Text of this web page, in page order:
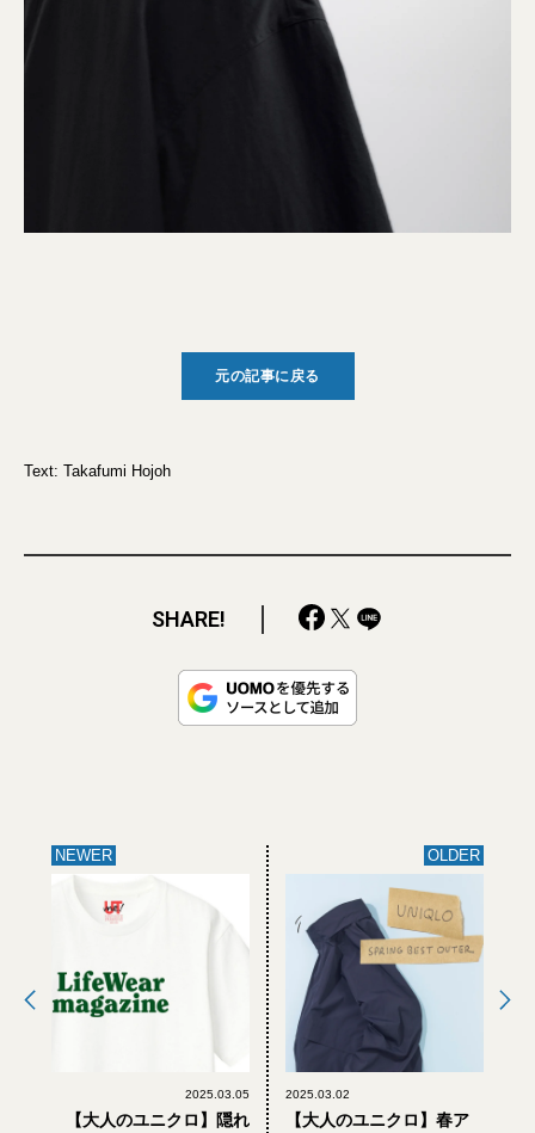
元の記事に戻る
Text: Takafumi Hojoh
SHARE!
NEWER
2025.03.05
【大人のユニクロ】隠れ
OLDER
2025.03.02
【大人のユニクロ】春ア